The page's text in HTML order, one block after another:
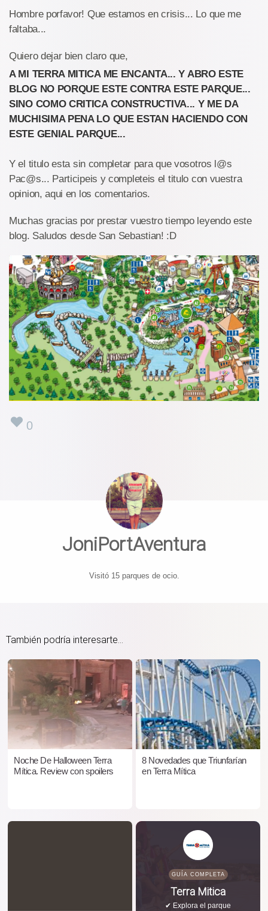
Hombre porfavor! Que estamos en crisis... Lo que me
faltaba...
Quiero dejar bien claro que,
A MI TERRA MITICA ME ENCANTA... Y ABRO ESTE
BLOG NO PORQUE ESTE CONTRA ESTE PARQUE...
SINO COMO CRITICA CONSTRUCTIVA... Y ME DA
MUCHISIMA PENA LO QUE ESTAN HACIENDO CON
ESTE GENIAL PARQUE...
Y el titulo esta sin completar para que vosotros l@s
Pac@s... Participeis y completeis el titulo con vuestra
opinion, aqui en los comentarios.
Muchas gracias por prestar vuestro tiempo leyendo este
blog. Saludos desde San Sebastian! :D
0
JoniPortAventura
Visitó 15 parques de ocio.
También podría interesarte...
Noche De Halloween Terra
Mítica. Review con spoilers
8 Novedades que Triunfarían
en Terra Mítica
GUÍA COMPLETA
Terra Mitica
✔ Explora el parque